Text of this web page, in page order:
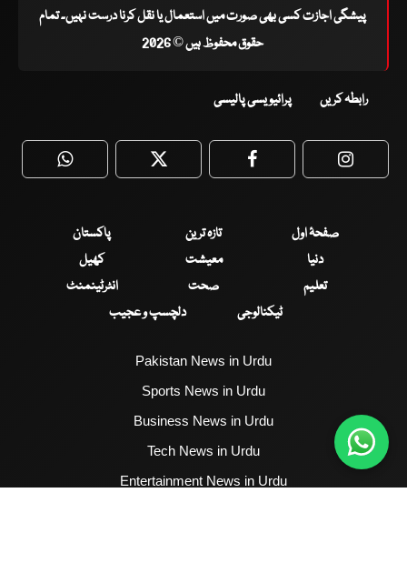
پیشگی اجازت کسی بھی صورت میں استعمال یا نقل کرنا درست نہیں۔ تمام
حقوق محفوظ ہیں © 2026
رابطہ کریں پرائیویسی پالیسی
WhatsApp Twitter Facebook
صفحۂ اول تازہ ترین
پاکستان
دنیا
معیشت
کھیل
تعلیم
صحت
انٹرٹینمنٹ
ٹیکنالوجی
دلچسپ و عجیب
Pakistan News in Urdu
Sports News in Urdu
Business News in Urdu
Tech News in Urdu
Entertainment News in Urdu